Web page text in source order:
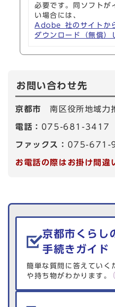
必要です。同ソフトが
い場合には、
Adobe 社のサイト
ダウンロード（無償）
お問い合わせ先
京都市南区役所地域力
電話： 075-681-3417
ファックス： 075-671-
お電話の際はお掛け間違
生活情報を探す
京都市くらし
手続きガイド
簡単な質問に答えていく
や持ち物がわかります。